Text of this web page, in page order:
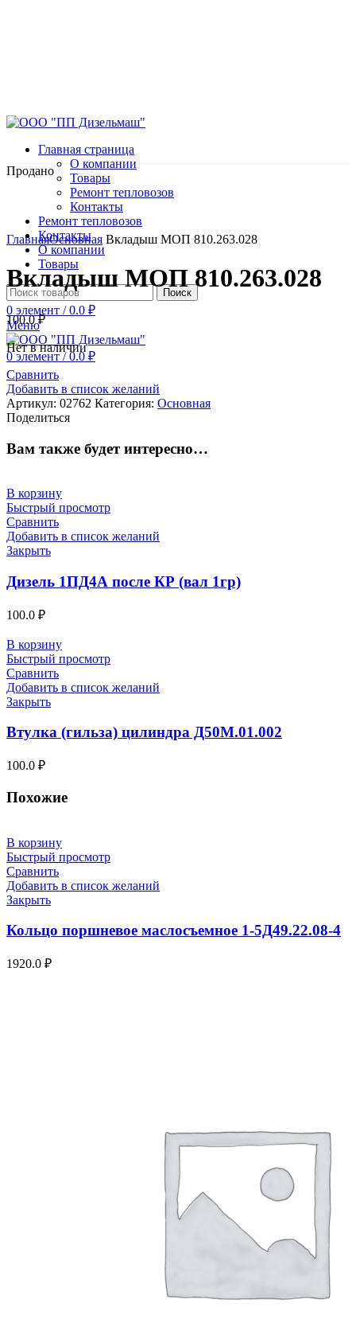
Главная страница
О компании
Товары
Ремонт тепловозов
Контакты
Ремонт тепловозов
Контакты
О компании
Товары
Поиск
0 элемент / 0.0 ₽
Меню
0элемент / 0.0₽
Продано
Нажмите, чтобы увеличить
ГлавнаяОсновная Вкладыш МОП 810.263.028
Вкладыш МОП 810.263.028
100.0₽
Нет в наличии
Сравнить
Добавить в список желаний
Артикул: 02762 Категория: Основная
Поделиться
Вам также будет интересно…
В корзину
Быстрый просмотр
Сравнить
Добавить в список желаний
Закрыть
Дизель 1ПД4А после КР (вал 1гр)
100.0 ₽
В корзину
Быстрый просмотр
Сравнить
Добавить в список желаний
Закрыть
Втулка (гильза) цилиндра Д50М.01.002
100.0 ₽
Похожие
В корзину
Быстрый просмотр
Сравнить
Добавить в список желаний
Закрыть
Кольцо поршневое маслосъемное 1-5Д49.22.08-4
1920.0 ₽